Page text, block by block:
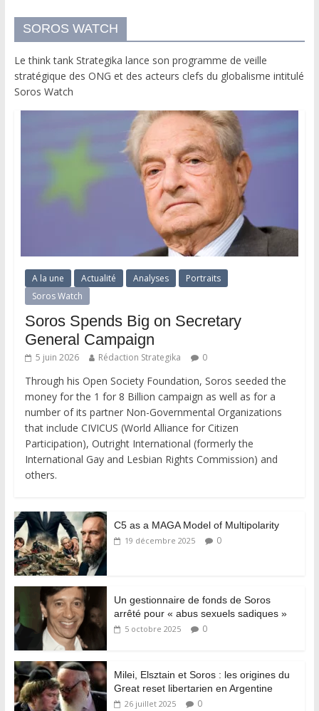
SOROS WATCH
Le think tank Strategika lance son programme de veille
stratégique des ONG et des acteurs clefs du globalisme intitulé
Soros Watch
A la une Actualité Analyses
Portraits
Soros Watch
Soros Spends Big on Secretary
General Campaign
5 juin 2026 Rédaction Strategika 0
Through his Open Society Foundation, Soros seeded the
money for the 1 for 8 Billion campaign as well as for a
number of its partner Non-Governmental Organizations
that include CIVICUS (World Alliance for Citizen
Participation), Outright International (formerly the
International Gay and Lesbian Rights Commission) and
others.
C5 as a MAGA Model of Multipolarity
19 décembre 2025 0
Un gestionnaire de fonds de Soros
arrêté pour « abus sexuels sadiques »
5 octobre 2025 0
Milei, Elsztain et Soros : les origines du
Great reset libertarien en Argentine
26 juillet 2025 0